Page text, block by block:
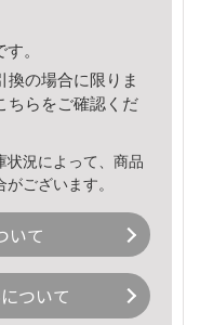
。
換の場合に限りま
ちら をご確認くだ
況によって、商品
ございます。
いて
ついて